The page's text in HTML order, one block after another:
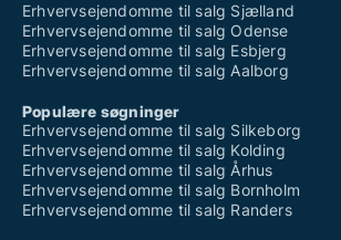
Erhvervsejendomme til salg Sjælland
Erhvervsejendomme til salg Odense
Erhvervsejendomme til salg Esbjerg
Erhvervsejendomme til salg Aalborg
Populære søgninger
Erhvervsejendomme til salg Silkeborg
Erhvervsejendomme til salg Kolding
Erhvervsejendomme til salg Århus
Erhvervsejendomme til salg Bornholm
Erhvervsejendomme til salg Randers